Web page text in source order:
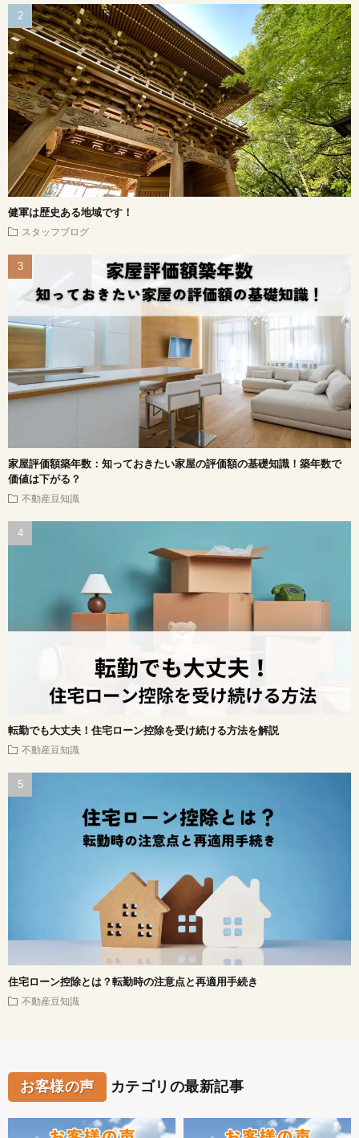
健軍は歴史ある地域です！
スタッフブログ
家屋評価額築年数：知っておきたい家屋の評価額の基礎知識！築年数で
価値は下がる？
不動産豆知識
転勤でも大丈夫！住宅ローン控除を受け続ける方法を解説
不動産豆知識
住宅ローン控除とは？転勤時の注意点と再適用手続き
不動産豆知識
お客様の声 カテゴリの最新記事